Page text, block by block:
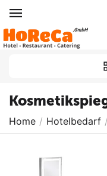
Home / Hotelbedarf /